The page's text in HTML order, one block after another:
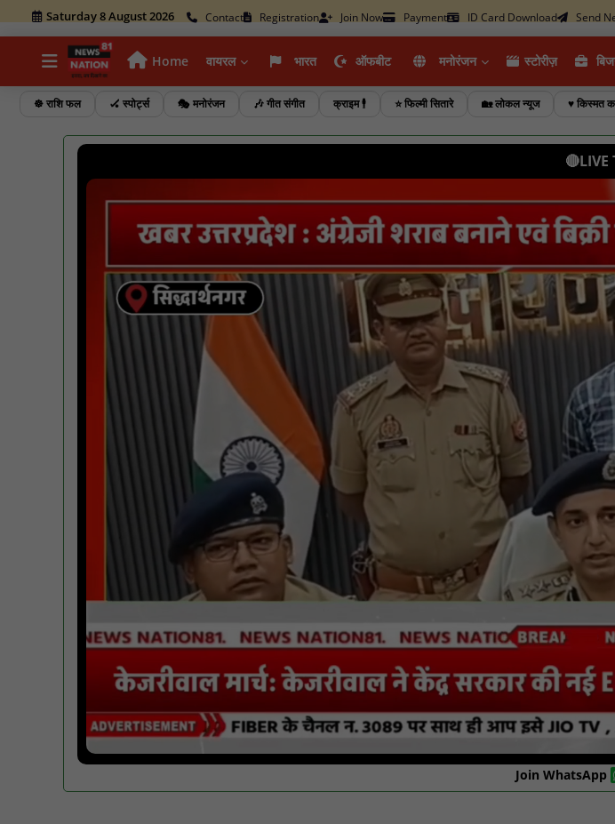
Saturday 8 August 2026 Contact Registration Join Now Payment ID Card Download Send
Home वायरल भारत ऑफबीट मनोरंजन स्टोरीज़
☸️ राशि फल 🏑 स्पोर्ट्स 🎭 मनोरंजन 🎶 गीत संगीत क्राइम 🕴️ ⭐ फिल्मी सितारे 🏡 लोकल न्यूज ♥️ किस्मत
🔴LIVE
Join WhatsApp